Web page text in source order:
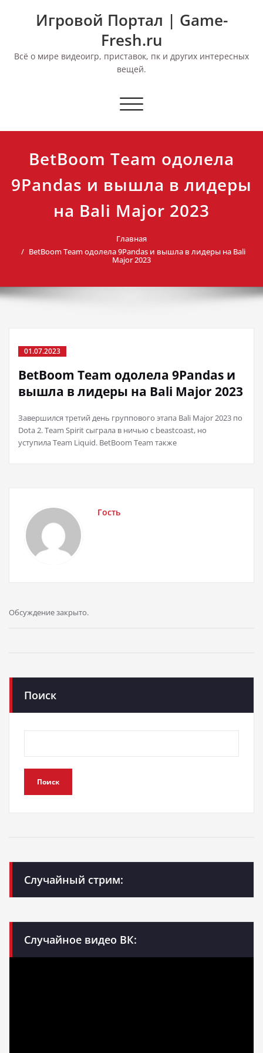
Игровой Портал | Game-
Fresh.ru
Всё о мире видеоигр, приставок, пк и других интересных
вещей.
Переключить
BetBoom Team одолела
9Pandas и вышла в лидеры
на Bali Major 2023
Главная
BetBoom Team одолела 9Pandas и вышла в лидеры на Bali
Major 2023
01.07.2023
BetBoom Team одолела 9Pandas и
вышла в лидеры на Bali Major 2023
Завершился третий день группового этапа Bali Major 2023 по
Dota 2. Team Spirit сыграла в ничью с beastcoast, но
уступила Team Liquid. BetBoom Team также
Гость
Обсуждение закрыто.
Поиск
Поиск
Случайный стрим:
Случайное видео ВК: